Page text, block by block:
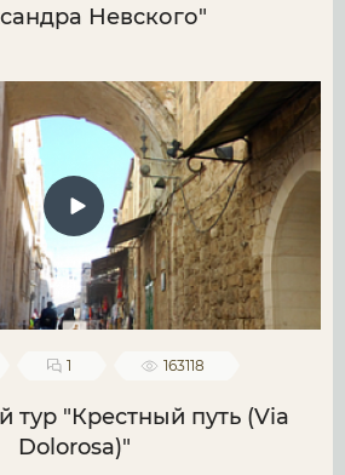
Невского"
1 163118
тур "Крестный путь (Via
Dolorosa)"